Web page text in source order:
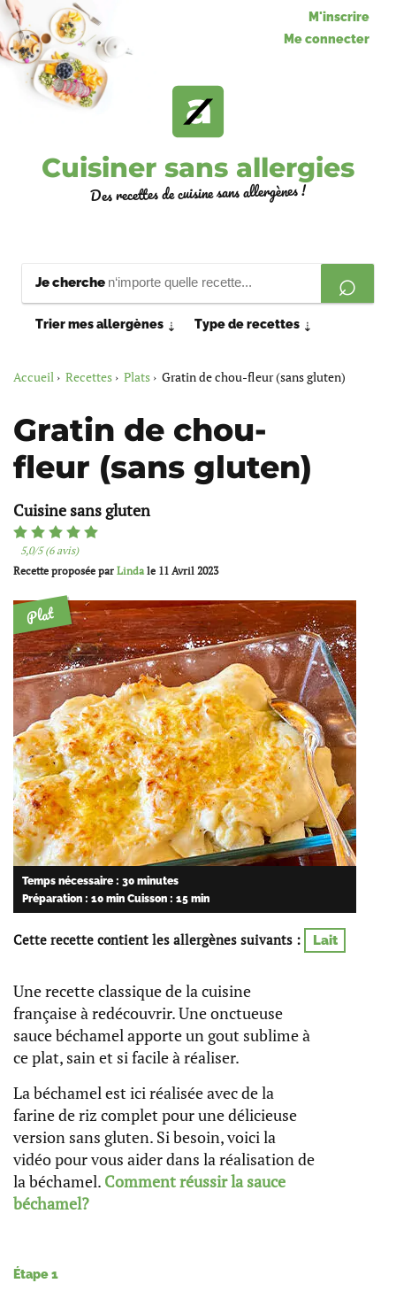
M'inscrire
Me connecter
Cuisiner sans allergies
Des recettes de cuisine sans allergènes !
Je cherche
Trier mes allergènes ⇣ Type de recettes ⇣
Accueil Recettes Plats Gratin de chou-fleur (sans gluten)
Gratin de chou-
fleur (sans gluten)
Cuisine sans gluten
5,0/5 (6 avis)
Recette proposée par Linda le 11 Avril 2023
Plat
Temps nécessaire : 30 minutes
Préparation : 10 min Cuisson : 15 min
Cette recette contient les allergènes suivants : Lait
Une recette classique de la cuisine
française à redécouvrir. Une onctueuse
sauce béchamel apporte un gout sublime à
ce plat, sain et si facile à réaliser.
La béchamel est ici réalisée avec de la
farine de riz complet pour une délicieuse
version sans gluten. Si besoin, voici la
vidéo pour vous aider dans la réalisation de
la béchamel. Comment réussir la sauce
béchamel?
Étape 1